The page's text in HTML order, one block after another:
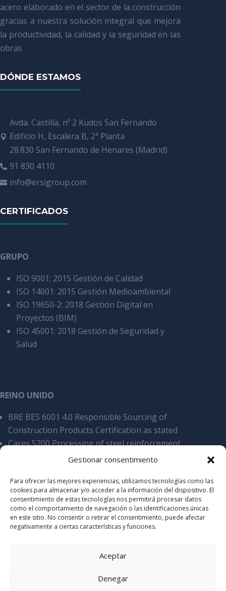
Gestionar consentimiento
Para ofrecer las mejores experiencias, utilizamos tecnologías como las
cookies para almacenar y/o acceder a la información del dispositivo. El
consentimiento de estas tecnologías nos permitirá procesar datos
como el comportamiento de navegación o las identificaciones únicas
en este sitio. No consentir o retirar el consentimiento, puede afectar
negativamente a ciertas características y funciones.
Aceptar
Denegar
acero elaborado en el sector de la construcción
gracias a nuestra solución integral que mejora
la productividad, la calidad y la seguridad en las
obras
DÓNDE ESTAMOS

Avda. Castilla, nº 2 Kudos San Fernando
Edificio H, Escalera B, 2ª Planta
28.830 San Fernando de Henares (Madrid)
 91 830 4110
 info@ersigroup.com
CERTIFICADOS
GRUPO
ISO 9001: 2015 Gestión de Calidad
ISO 14001: 2015 Gestión Medioambiental
ISO 19650-2: 2018 Gestión Digital en
Proyectos (BIM)
ISO 45001: 2018 Gestión de Seguridad y
Salud
REINO UNIDO
BRE BES 6001 4.0 Responsible Sourcing of
Construction Products Certification as stated
Cares 5200 Processing of steel reinforcement
products, overall SCS v9
Certificate of Acreditation Stamdard 2025
Certificate of Accreditation Elite 2025